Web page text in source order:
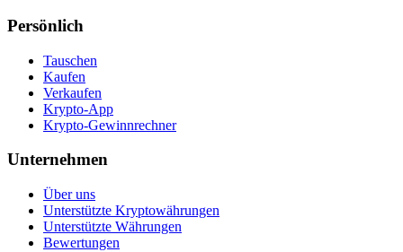
Persönlich
Tauschen
Kaufen
Verkaufen
Krypto-App
Krypto-Gewinnrechner
Unternehmen
Über uns
Unterstützte Kryptowährungen
Unterstützte Währungen
Bewertungen